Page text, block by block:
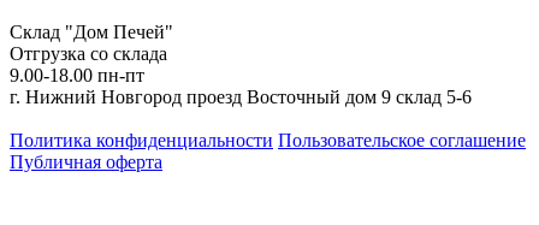
Склад "Дом Печей"
Отгрузка со склада
9.00-18.00 пн-пт
г. Нижний Новгород проезд Восточный дом 9 склад 5-6
Политика конфиденциальности Пользовательское соглашение
Публичная оферта